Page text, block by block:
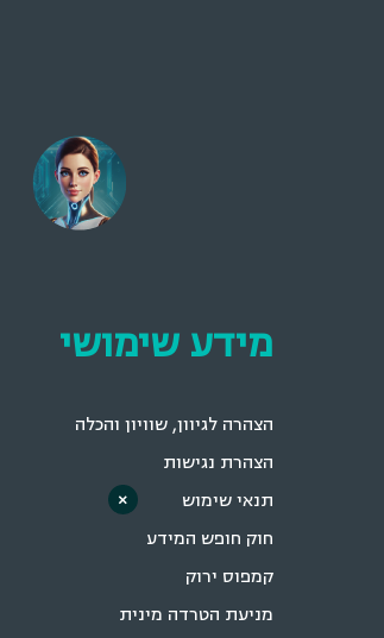
מידע שימושי
הצהרה לגיוון, שוויון והכלה
הצהרת נגישות
תנאי שימוש
חוק חופש המידע
קמפוס ירוק
מניעת הטרדה מינית
×